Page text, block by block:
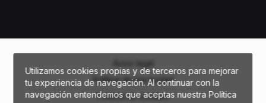
Utilizamos cookies propias y de terceros para mejorar
tu experiencia de navegación. Al continuar con la
navegación entendemos que aceptas nuestra Política
Política de privacidad
Política de cookies